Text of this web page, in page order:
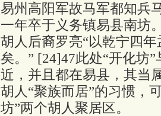
易州高阳军故马军都知兵
一年卒于义务镇易县南坊
胡人后裔罗亮“以乾宁四
矣。” [24]47此处“开化坊
近，并且都在易县，其当
胡人“聚族而居”的习惯，
坊”两个胡人聚居区。